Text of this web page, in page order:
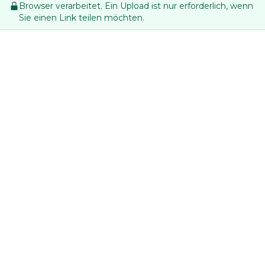
Browser verarbeitet. Ein Upload ist nur erforderlich, wenn
Sie einen Link teilen möchten.